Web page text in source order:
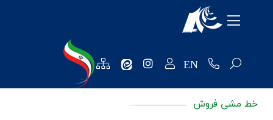
EN
تکنولوژی و توسعه خط مشی فروش